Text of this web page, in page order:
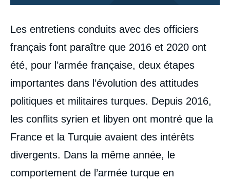
Corps
analyses
Les entretiens conduits avec des officiers
français font paraître que 2016 et 2020 ont
été, pour l’armée française, deux étapes
importantes dans l’évolution des attitudes
politiques et militaires turques. Depuis 2016,
les conflits syrien et libyen ont montré que la
France et la Turquie avaient des intérêts
divergents. Dans la même année, le
comportement de l’armée turque en